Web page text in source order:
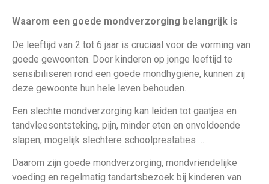
Waarom een goede mondverzorging belangrijk is
De leeftijd van 2 tot 6 jaar is cruciaal voor de vorming van
goede gewoonten. Door kinderen op jonge leeftijd te
sensibiliseren rond een goede mondhygiëne, kunnen zij
deze gewoonte hun hele leven behouden.
Een slechte mondverzorging kan leiden tot gaatjes en
tandvleesontsteking, pijn, minder eten en onvoldoende
slapen, mogelijk slechtere schoolprestaties …
Daarom zijn goede mondverzorging, mondvriendelijke
voeding en regelmatig tandartsbezoek bij kinderen van